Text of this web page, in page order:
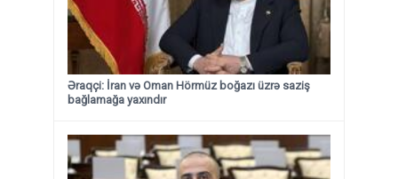
Əraqçi: İran və Oman Hörmüz boğazı üzrə saziş
bağlamağa yaxındır